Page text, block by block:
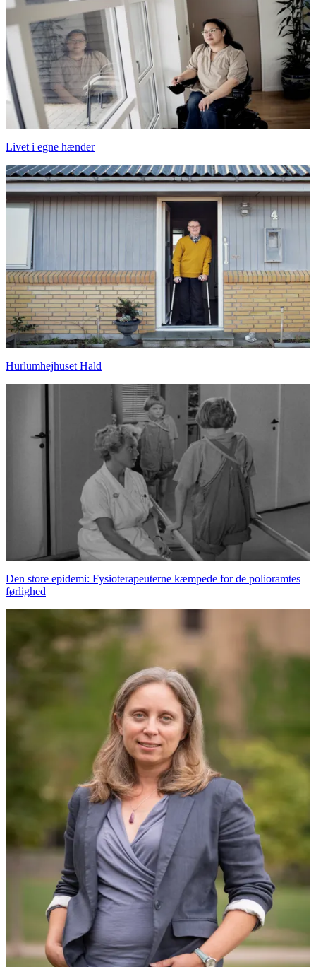
Livet i egne hænder
Hurlumhejhuset Hald
Den store epidemi: Fysioterapeuterne kæmpede for de polioramtes
førlighed